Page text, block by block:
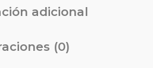
adicional
(0)